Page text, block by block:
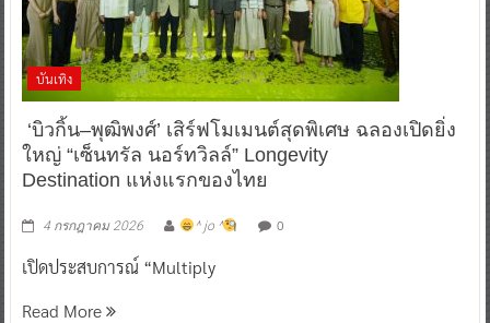
บันเทิง
‘บิวกิ้น–พุฒิพงศ์’ เสิร์ฟโมเมนต์สุดพิเศษ ฉลองเปิดยิ่ง
ใหญ่ “เซ็นทรัล นอร์ทวิลล์” Longevity
Destination แห่งแรกของไทย
4 กรกฎาคม 2026 ^ jo ^ 0
เปิดประสบการณ์ “Multiply
Read More